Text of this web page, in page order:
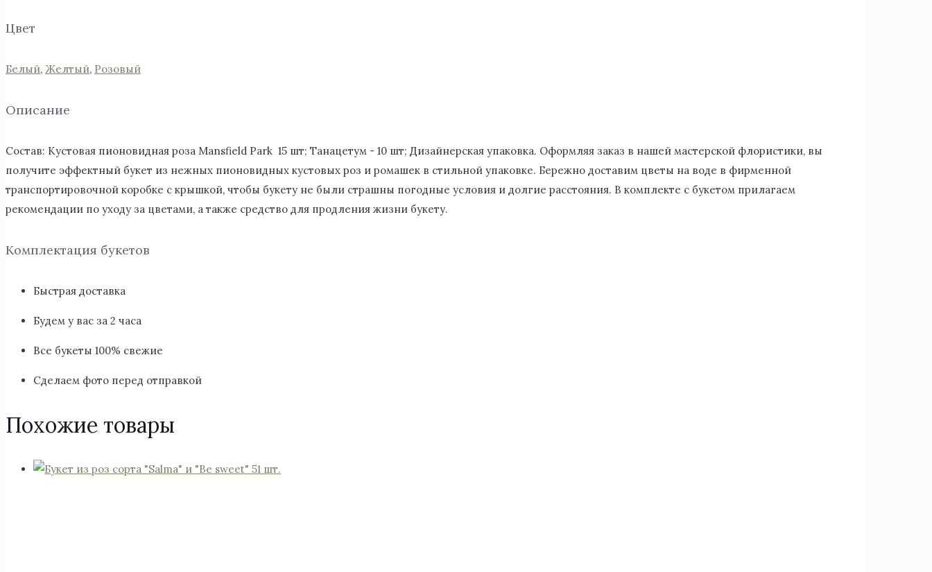
Цвет
Белый, Желтый, Розовый
Описание
Состав: Кустовая пионовидная роза Mansfield Park 15 шт; Танацетум - 10 шт; Дизайнерская упаковка. Оформляя заказ в нашей мастерской флористики, вы
получите эффектный букет из нежных пионовидных кустовых роз и ромашек в стильной упаковке. Бережно доставим цветы на воде в фирменной
транспортировочной коробке с крышкой, чтобы букету не были страшны погодные условия и долгие расстояния. В комплекте с букетом прилагаем
рекомендации по уходу за цветами, а также средство для продления жизни букету.
Комплектация букетов
Быстрая доставка
Будем у вас за 2 часа
Все букеты 100% свежие
Сделаем фото перед отправкой
Похожие товары